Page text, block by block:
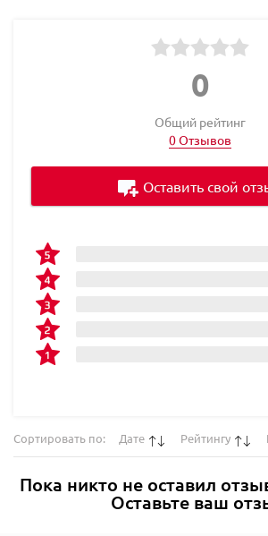
0
Общий рейтинг
0 Отзывов
Оставить свой
Сортировать по: Дате Рейтингу
Пока никто не оставил
Оставьте ваш